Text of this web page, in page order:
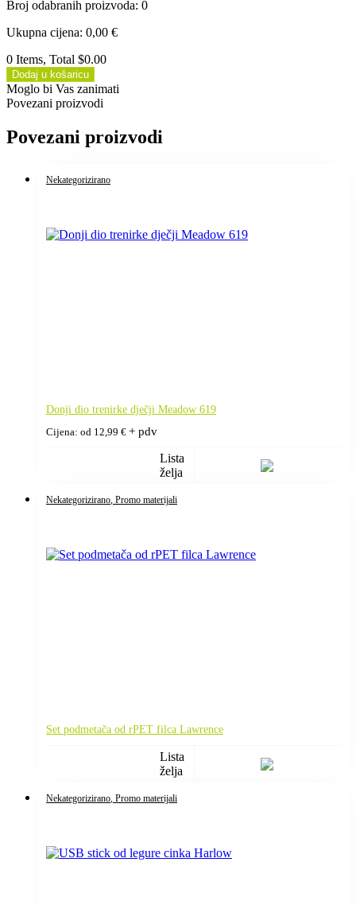
Broj odabranih proizvoda: 0
Ukupna cijena: 0,00 €
0 Items, Total $0.00
Dodaj u košaricu
Moglo bi Vas zanimati
Povezani proizvodi
Povezani proizvodi
Nekategorizirano
Donji dio trenirke dječji Meadow 619
Cijena: od 12,99 € + pdv
Lista
želja
Nekategorizirano , Promo materijali
Set podmetača od rPET filca Lawrence
Lista
želja
Nekategorizirano , Promo materijali